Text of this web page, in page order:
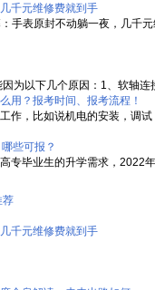
千元维修费就到手
手表原封不动躺一夜，几千
为以下几个原因：1、软轴
用？报考时间、报考流程！
作，比如说机电的安装，调
些可报？
专毕业生的升学需求，2022
荐
千元维修费就到手